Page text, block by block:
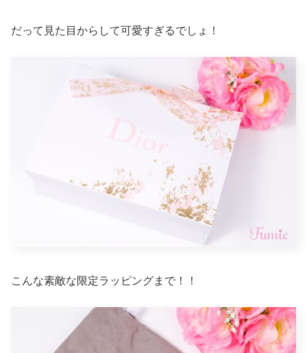
だって見た目からして可愛すぎるでしょ！
こんな素敵な限定ラッピングまで！！